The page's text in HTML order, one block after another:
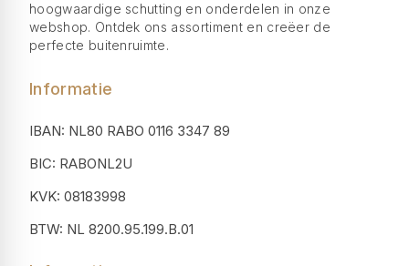
hoogwaardige schutting en onderdelen in onze
webshop. Ontdek ons assortiment en creëer de
perfecte buitenruimte.
Informatie
IBAN: NL80 RABO 0116 3347 89
BIC: RABONL2U
KVK: 08183998
BTW: NL 8200.95.199.B.01